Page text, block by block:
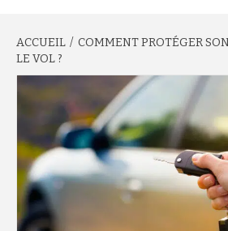
ACCUEIL
COMMENT PROTÉGER
LE VOL ?